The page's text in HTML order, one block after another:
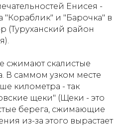
Енисея -
"Кораблик" и "Барочка" в
(Туруханский район
сжимают скалистые
В саммом узком месте
километра - так
щеки" (Щеки - это
берега, сжимающие
из-за этого вырастает